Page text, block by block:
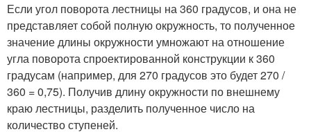
Если угол поворота лестницы на 360 градусов, и она не
представляет собой полную окружность, то полученное
значение длины окружности умножают на отношение
угла поворота спроектированной конструкции к 360
градусам (например, для 270 градусов это будет 270 /
360 = 0,75). Получив длину окружности по внешнему
краю лестницы, разделить полученное число на
количество ступеней.